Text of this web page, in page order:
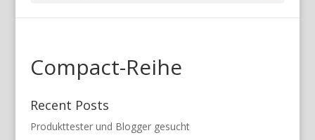
Compact-Reihe
Recent Posts
Produkttester und Blogger gesucht